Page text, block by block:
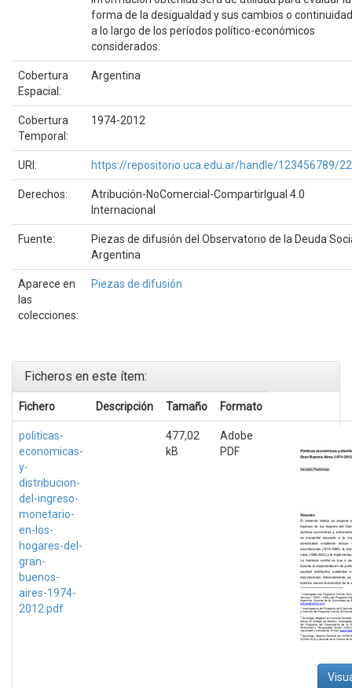
forma de la desigualdad y sus cambios o
a lo largo de los períodos político-económicos
considerados.
Cobertura
Espacial:
Argentina
Cobertura
Temporal:
1974-2012
URI: https://repositorio.uca.edu.ar/handle/123456789/
Derechos:
Atribución-NoComercial-CompartirIgual 4.0
Internacional
Fuente:
Piezas de difusión del Observatorio de la Deuda
Argentina
Aparece en
las
colecciones:
Piezas de difusión
Ficheros en este ítem:
Fichero Descripción Tamaño Formato
politicas-
economicas-
y-
distribucion-
del-ingreso-
monetario-
en-los-
hogares-del-
gran-
buenos-
aires-1974-
2012.pdf
477,02
kB
Adobe
PDF